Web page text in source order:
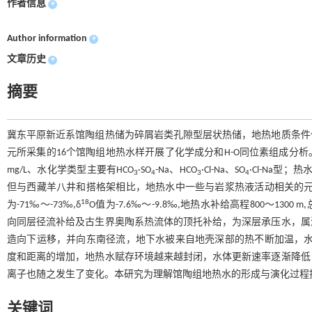
作者信息 +
Author information +
文章历史 +
摘要
冀东平原新近系馆陶组热储为碎屑岩类孔隙型层状热储，地热地质条
元所采集的16个馆陶组地热水样开展了化学成分和H-O同位素组成分
mg/L、水化学类型主要有HCO3·SO4-Na、HCO3·Cl-Na、SO4·Cl-Na型；热
但与西藏羊八井和搭格架相比，地热水中一些与岩浆热液活动相关的
为-71‰～-73‰,δ18O值为-7.6‰～-9.8‰,地热水补给高程800～1300
向同层径流补给及古生界奥陶系热流体的顶托补给，为深层承压水，
造向下运移，并向东南径流，地下水被来自地壳深部的热不断加温
度和距离的增加，地热水赋存环境越来越封闭，水体更新速率逐渐降
离子也随之发生了变化。本研究为理解馆陶组地热水的形成与演化过